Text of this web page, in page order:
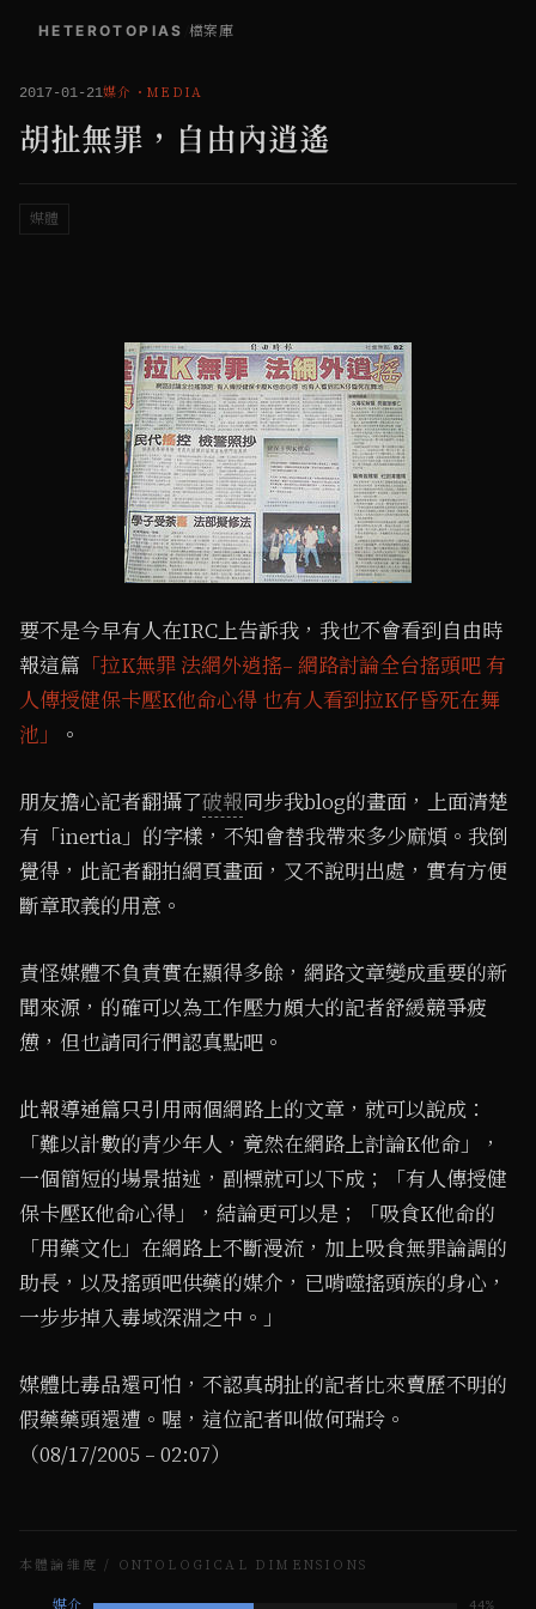
HETEROTOPIAS 檔案庫
2017-01-21媒介 ・ MEDIA
胡扯無罪，自由內逍遙
媒體
要不是今早有人在IRC上告訴我，我也不會看到自由時
報這篇 「拉K無罪 法網外逍搖– 網路討論全台搖頭吧 有
人傳授健保卡壓K他命心得 也有人看到拉K仔昏死在舞
池」
。
朋友擔心記者翻攝了破報同步我blog的畫面，上面清楚
有「inertia」的字樣，不知會替我帶來多少麻煩。我倒
覺得，此記者翻拍網頁畫面，又不說明出處，實有方便
斷章取義的用意。
責怪媒體不負責實在顯得多餘，網路文章變成重要的新
聞來源，的確可以為工作壓力頗大的記者舒緩競爭疲
憊，但也請同行們認真點吧。
此報導通篇只引用兩個網路上的文章，就可以說成：
「難以計數的青少年人，竟然在網路上討論K他命」，
一個簡短的場景描述，副標就可以下成；「有人傳授健
保卡壓K他命心得」，結論更可以是；「吸食K他命的
「用藥文化」在網路上不斷漫流，加上吸食無罪論調的
助長，以及搖頭吧供藥的媒介，已啃噬搖頭族的身心，
一步步掉入毒域深淵之中。」
媒體比毒品還可怕，不認真胡扯的記者比來賣歷不明的
假藥藥頭還遭。喔，這位記者叫做何瑞玲。
（08/17/2005 – 02:07）
本體論維度 / ONTOLOGICAL DIMENSIONS
44%